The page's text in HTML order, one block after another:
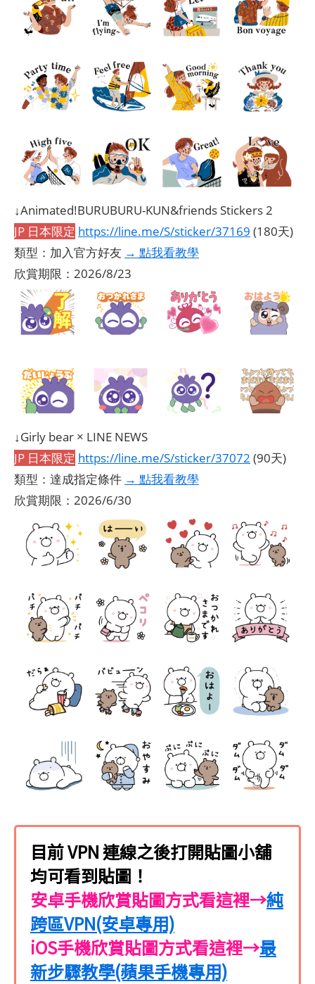
↓Animated!BURUBURU-KUN&friends Stickers 2
JP 日本限定 https://line.me/S/sticker/37169 (180天)
類型：加入官方好友 → 點我看教學
欣賞期限：2026/8/23
↓Girly bear × LINE NEWS
JP 日本限定 https://line.me/S/sticker/37072 (90天)
類型：達成指定條件 → 點我看教學
欣賞期限：2026/6/30
目前 VPN 連線之後打開貼圖小舖
均可看到貼圖！
安卓手機欣賞貼圖方式看這裡→純
跨區VPN(安卓專用)
iOS手機欣賞貼圖方式看這裡→最
新步驟教學(蘋果手機專用)